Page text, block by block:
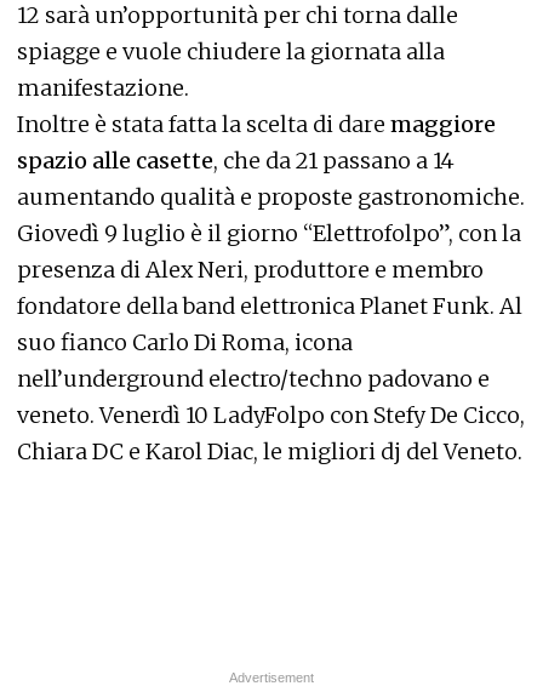
12 sarà un’opportunità per chi torna dalle
spiagge e vuole chiudere la giornata alla
manifestazione.
Inoltre è stata fatta la scelta di dare maggiore
spazio alle casette, che da 21 passano a 14
aumentando qualità e proposte gastronomiche.
Giovedì 9 luglio è il giorno “Elettrofolpo”, con la
presenza di Alex Neri, produttore e membro
fondatore della band elettronica Planet Funk. Al
suo fianco Carlo Di Roma, icona
nell’underground electro/techno padovano e
veneto. Venerdì 10 LadyFolpo con Stefy De Cicco,
Chiara DC e Karol Diac, le migliori dj del Veneto.